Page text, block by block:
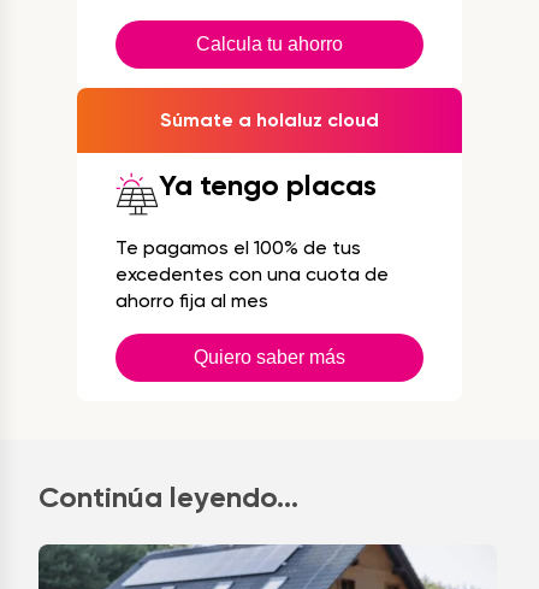
Calcula tu ahorro
Súmate a holaluz cloud
Ya tengo placas
Te pagamos el 100% de tus
excedentes con una cuota de
ahorro fija al mes
Quiero saber más
Continúa leyendo...